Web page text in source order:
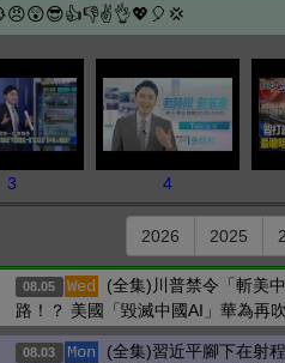
3 4
2026 2025
08.05 Wed
(全集)川普禁令「斬美
路！？ 美國「毀滅中國AI」華為再
08.03 Mon
(全集)習近平腳下在射